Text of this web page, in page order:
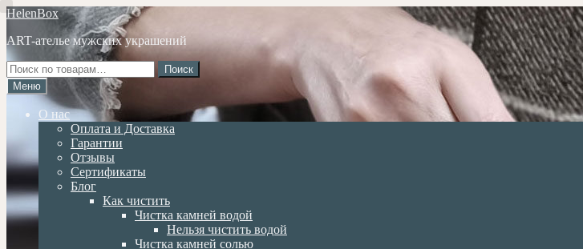
Перейти
навигации
Перейти
содержимому
HelenBox
ART-ателье мужских украшений
Искать:
Поиск
Меню
О нас
Оплата и Доставка
Гарантии
Отзывы
Сертификаты
Блог
Как чистить
Чистка камней водой
Нельзя чистить водой
Чистка камней солью